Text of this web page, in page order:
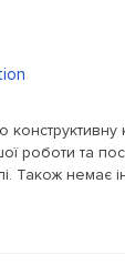
роботи та
Також немає